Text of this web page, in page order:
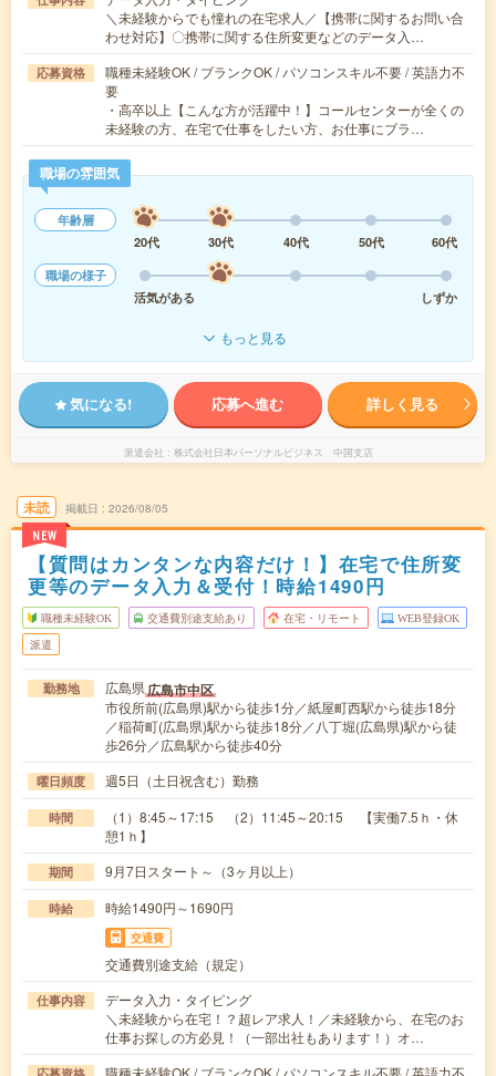
＼未経験からでも憧れの在宅求人／【携帯に関するお問い合
わせ対応】〇携帯に関する住所変更などのデータ入…
応募資格
職種未経験OK / ブランクOK / パソコンスキル不要 / 英語力不
要
・高卒以上【こんな方が活躍中！】コールセンターが全くの
未経験の方、在宅で仕事をしたい方、お仕事にブラ…
職場の雰囲気
年齢層
20代
30代 40代 50代
60代
職場の様子
活気がある
しずか
もっと見る
気になる! 応募へ進む 詳しく見る
派遣会社 株式会社日本パーソナルビジネス 中国支店
未読
NEW
掲載日 2026/08/05
【質問はカンタンな内容だけ！】在宅で住所変
更等のデータ入力＆受付！時給1490円
職種未経験OK 交通費別途支給あり 在宅・リモート WEB登録OK
派遣
勤務地 広島県広島市中区
市役所前(広島県)駅から徒歩1分／紙屋町西駅から徒歩18分
／稲荷町(広島県)駅から徒歩18分／八丁堀(広島県)駅から徒
歩26分／広島駅から徒歩40分
曜日頻度 週5日（土日祝含む）勤務
時間
（1）8:45～17:15 （2）11:45～20:15 【実働7.5ｈ・休
憩1ｈ】
期間 9月7日スタート～（3ヶ月以上）
時給 時給1490円～1690円
交通費
交通費別途支給（規定）
仕事内容
データ入力・タイピング
＼未経験から在宅！？超レア求人！／未経験から、在宅のお
仕事お探しの方必見！（一部出社もあります！）オ…
職種未経験OK / ブランクOK / パソコンスキル不要 / 英語力不